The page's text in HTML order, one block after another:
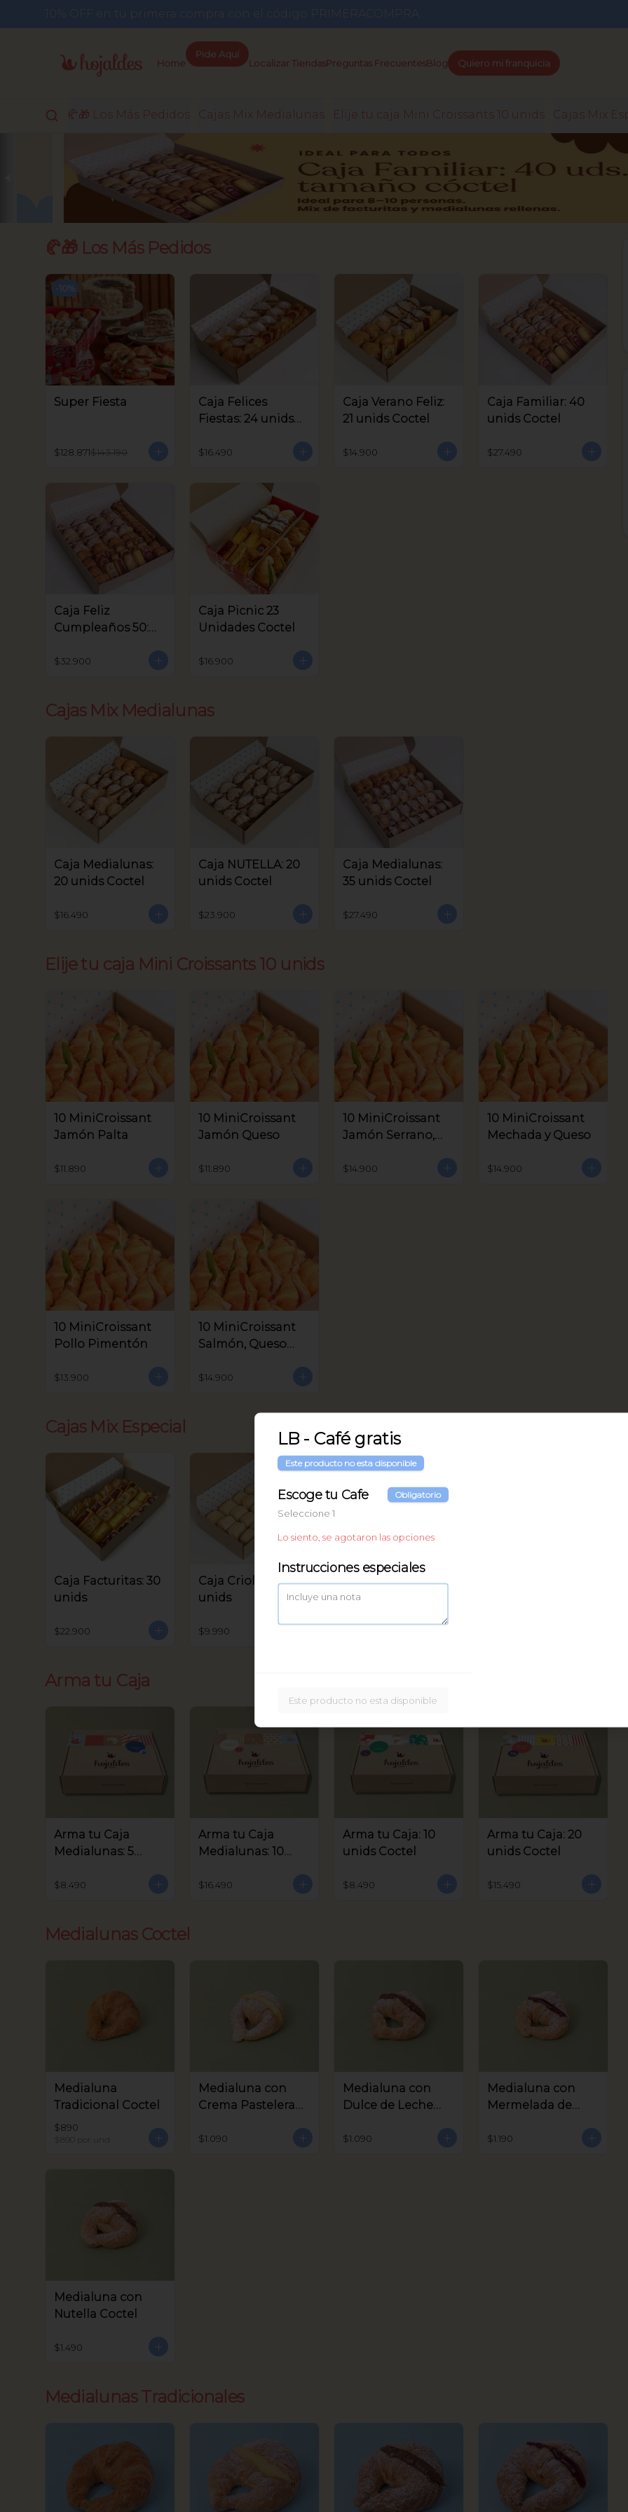
10% OFF en tu primera compra con el código PRIMERACOMPRA
Home Pide Aquí Localizar TiendasPreguntas FrecuentesBlog Quiero mi franquicia
🥐🎁 Los Más Pedidos Cajas Mix Medialunas Elije tu caja Mini Croissants 10 unids Cajas Mix
🥐🎁 Los Más Pedidos
10 %
Super Fiesta
$128.871$143.190
Caja Felices
Fiestas: 24 unids
$16.490
Caja Verano Feliz:
21 unids Coctel
$14.900
Caja Familiar: 40
unids Coctel
$27.490
Caja Feliz
Cumpleaños 50:
$32.900
Caja Picnic 23
Unidades Coctel
$16.900
Cajas Mix Medialunas
Caja Medialunas:
20 unids Coctel
$16.490
Caja NUTELLA: 20
unids Coctel
$23.900
Caja Medialunas:
35 unids Coctel
$27.490
Elije tu caja Mini Croissants 10 unids
10 MiniCroissant
Jamón Palta
$11.890
10 MiniCroissant
Jamón Queso
$11.890
10 MiniCroissant
Jamón Serrano,
Aceitunas V.
$14.900
10 MiniCroissant
Mechada y Queso
$14.900
10 MiniCroissant
Pollo Pimentón
$13.900
10 MiniCroissant
Salmón, Queso
$14.900
Cajas Mix Especial
Caja Facturitas: 30
unids
$22.900
Caja Criollitos: 20
unids
$9.990
Caja Bastoncitos:
20 unids
Arma tu Caja
Arma tu Caja
Medialunas: 5
$8.490
Arma tu Caja
Medialunas: 10
$16.490
Arma tu Caja: 10
unids Coctel
$8.490
Arma tu Caja: 20
unids Coctel
$15.490
Medialunas Coctel
Medialuna
Tradicional Coctel
$890
$890 por und
Medialuna con
Crema Pastelera
$1.090
Medialuna con
Dulce de Leche
$1.090
Medialuna con
Mermelada de
$1.190
Medialuna con
Nutella Coctel
$1.490
Medialunas Tradicionales
LB - Café gratis
Este producto no esta disponible
Escoge tu Cafe Obligatorio
Seleccione 1
Lo siento, se agotaron las opciones
Instrucciones especiales
Este producto no esta disponible